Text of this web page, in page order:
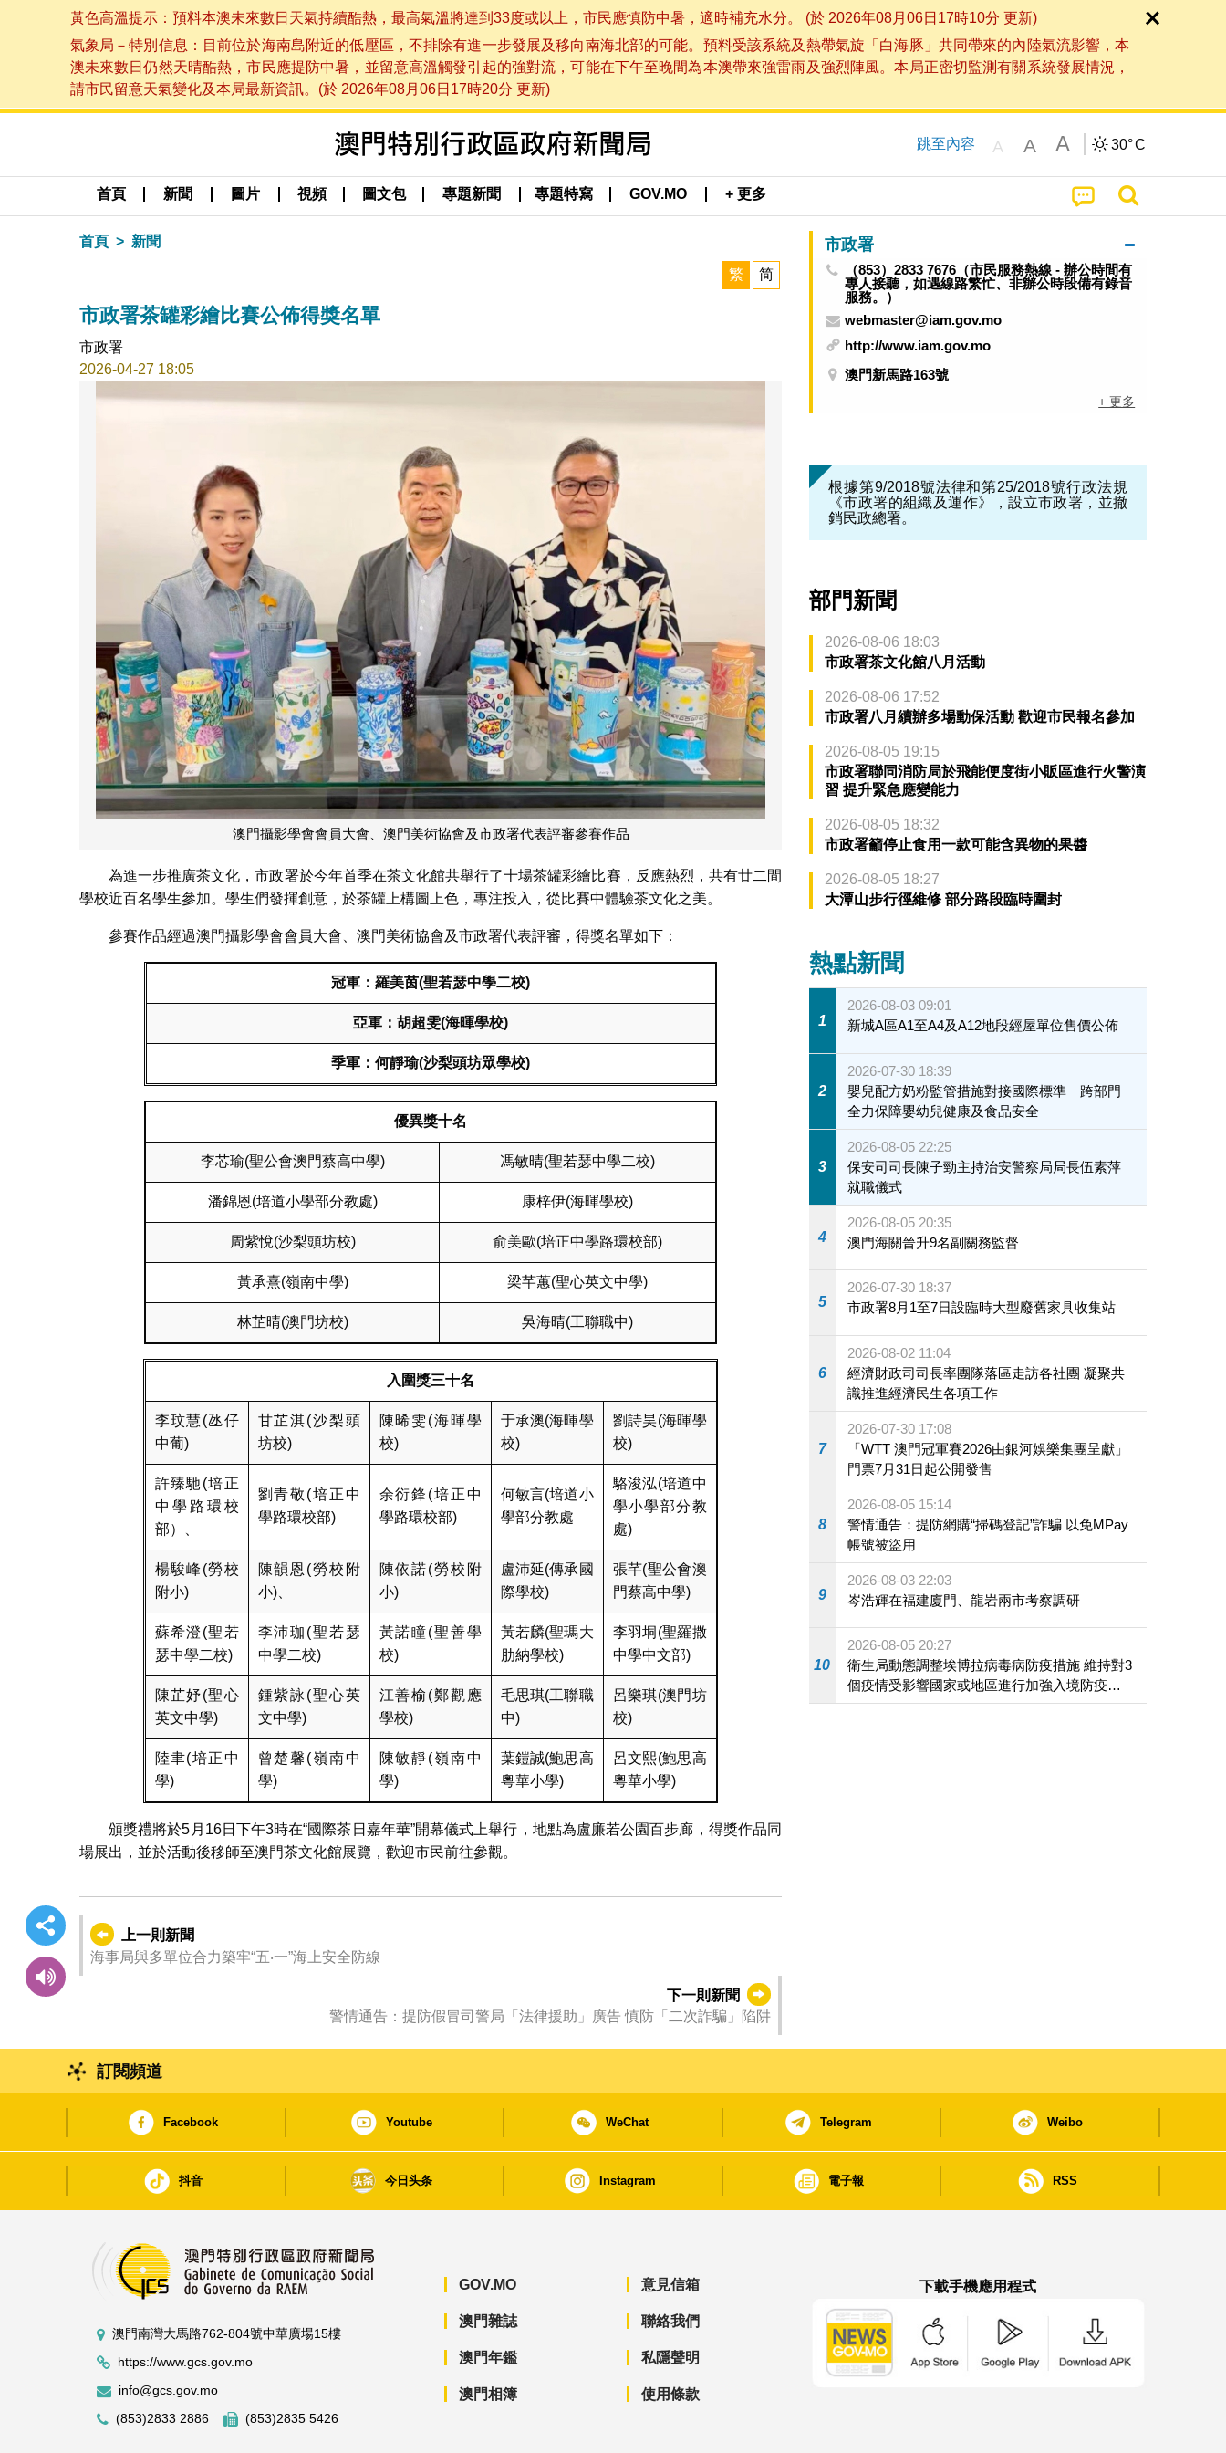
黃色高溫提示：預料本澳未來數日天氣持續酷熱，最高氣溫將達到33度或以上，市民應慎防中暑，適時補充水分。 (於 2026年08月06日17時10分 更新)
氣象局－特別信息：目前位於海南島附近的低壓區，不排除有進一步發展及移向南海北部的可能。預料受該系統及熱帶氣旋「白海豚」共同帶來的內陸氣流影響，本
澳未來數日仍然天晴酷熱，市民應提防中暑，並留意高溫觸發引起的強對流，可能在下午至晚間為本澳帶來強雷雨及強烈陣風。本局正密切監測有關系統發展情況，
請市民留意天氣變化及本局最新資訊。(於 2026年08月06日17時20分 更新)
跳至內容 A A A 30°C
首頁 新聞 圖片 視頻 圖文包 專題新聞 專題特寫 GOV.MO + 更多
首頁 新聞
繁 简
市政署茶罐彩繪比賽公佈得獎名單
市政署
2026-04-27 18:05
澳門攝影學會會員大會、澳門美術協會及市政署代表評審參賽作品
為進一步推廣茶文化，市政署於今年首季在茶文化館共舉行了十場茶罐彩繪比賽，反應熱烈，共有廿二間
學校近百名學生參加。學生們發揮創意，於茶罐上構圖上色，專注投入，從比賽中體驗茶文化之美。
參賽作品經過澳門攝影學會會員大會、澳門美術協會及市政署代表評審，得獎名單如下：
冠軍：羅美茵(聖若瑟中學二校)
亞軍：胡超雯(海暉學校)
季軍：何靜瑜(沙梨頭坊眾學校)
優異獎十名
李芯瑜(聖公會澳門蔡高中學) 馮敏晴(聖若瑟中學二校)
潘錦恩(培道小學部分教處) 康梓伊(海暉學校)
周紫悅(沙梨頭坊校) 俞美歐(培正中學路環校部)
黃承熹(嶺南中學) 梁芊蕙(聖心英文中學)
林芷晴(澳門坊校) 吳海晴(工聯職中)
入圍獎三十名
李玟慧(氹仔
中葡)
甘芷淇(沙梨頭
坊校)
陳晞雯(海暉學
校)
于承澳(海暉學
校)
劉詩昊(海暉學
校)
許臻馳(培正
中學路環校
部）、
劉青敬(培正中
學路環校部)
余衍鋒(培正中
學路環校部)
何敏言(培道小
學部分教處
駱浚泓(培道中
學小學部分教
處)
楊駿峰(勞校
附小)
陳韻恩(勞校附
小)、
陳依諾(勞校附
小)
盧沛延(傳承國
際學校)
張芊(聖公會澳
門蔡高中學)
蘇希澄(聖若
瑟中學二校)
李沛珈(聖若瑟
中學二校)
黃諾瞳(聖善學
校)
黃若麟(聖瑪大
肋納學校)
李羽垌(聖羅撒
中學中文部)
陳芷妤(聖心
英文中學)
鍾紫詠(聖心英
文中學)
江善榆(鄭觀應
學校)
毛思琪(工聯職
中)
呂樂琪(澳門坊
校)
陸聿(培正中
學)
曾楚馨(嶺南中
學)
陳敏靜(嶺南中
學)
葉鎧誠(鮑思高
粵華小學)
呂文熙(鮑思高
粵華小學)
頒獎禮將於5月16日下午3時在“國際茶日嘉年華”開幕儀式上舉行，地點為盧廉若公園百步廊，得獎作品同
場展出，並於活動後移師至澳門茶文化館展覽，歡迎市民前往參觀。
上一則新聞
海事局與多單位合力築牢“五‧一”海上安全防線
下一則新聞
警情通告：提防假冒司警局「法律援助」廣告 慎防「二次詐騙」陷阱
市政署
（853）2833 7676（市民服務熱線 - 辦公時間有
專人接聽，如遇線路繁忙、非辦公時段備有錄音
服務。）
webmaster@iam.gov.mo
http://www.iam.gov.mo
澳門新馬路163號
+ 更多
根據第9/2018號法律和第25/2018號行政法規
《市政署的組織及運作》，設立市政署，並撤
銷民政總署。
部門新聞
2026-08-06 18:03
市政署茶文化館八月活動
2026-08-06 17:52
市政署八月續辦多場動保活動 歡迎市民報名參加
2026-08-05 19:15
市政署聯同消防局於飛能便度街小販區進行火警演
習 提升緊急應變能力
2026-08-05 18:32
市政署籲停止食用一款可能含異物的果醬
2026-08-05 18:27
大潭山步行徑維修 部分路段臨時圍封
熱點新聞
1
2026-08-03 09:01
新城A區A1至A4及A12地段經屋單位售價公佈
2
2026-07-30 18:39
嬰兒配方奶粉監管措施對接國際標準 跨部門
全力保障嬰幼兒健康及食品安全
3
2026-08-05 22:25
保安司司長陳子勁主持治安警察局局長伍素萍
就職儀式
4
2026-08-05 20:35
澳門海關晉升9名副關務監督
5
2026-07-30 18:37
市政署8月1至7日設臨時大型廢舊家具收集站
6
2026-08-02 11:04
經濟財政司司長率團隊落區走訪各社團 凝聚共
識推進經濟民生各項工作
7
2026-07-30 17:08
「WTT 澳門冠軍賽2026由銀河娛樂集團呈獻」
門票7月31日起公開發售
8
2026-08-05 15:14
警情通告：提防網購“掃碼登記”詐騙 以免MPay
帳號被盜用
9
2026-08-03 22:03
岑浩輝在福建廈門、龍岩兩市考察調研
10
2026-08-05 20:27
衛生局動態調整埃博拉病毒病防疫措施 維持對3
個疫情受影響國家或地區進行加強入境防疫措
施
訂閱頻道
Facebook Youtube WeChat Telegram Weibo
抖音 今日头条 Instagram 電子報 RSS
澳門南灣大馬路762-804號中華廣場15樓
https://www.gcs.gov.mo
info@gcs.gov.mo
(853)2833 2886
(853)2835 5426
GOV.MO
澳門雜誌
澳門年鑑
澳門相簿
意見信箱
聯絡我們
私隱聲明
使用條款
下載手機應用程式